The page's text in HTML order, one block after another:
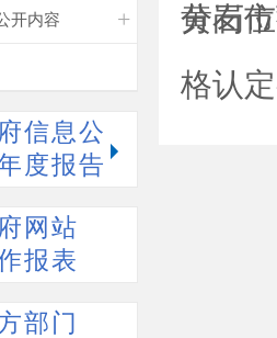
开内容
信息公
度报告
网站
报表
部门
分岗
黄石
格认